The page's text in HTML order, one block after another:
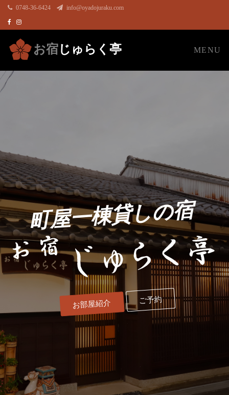
0748-36-6424 info@oyadojuraku.com
Facebook
Instagram
お宿じゅらく亭 MENU
町屋一棟貸しの宿
お部屋紹介 ご予約